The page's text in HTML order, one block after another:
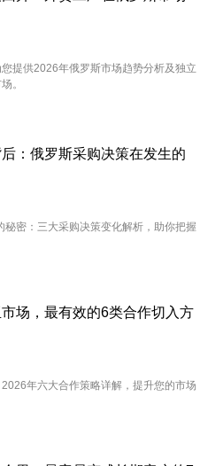
提供2026年俄罗斯市场趋势分析及独立
。
：俄罗斯采购决策在发生的
密：三大采购决策变化解析，助你把握
场，最有效的6类合作切入方
年六大合作策略详解，提升您的市场